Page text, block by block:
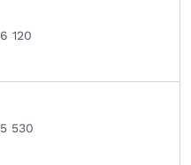
6 120
5 530